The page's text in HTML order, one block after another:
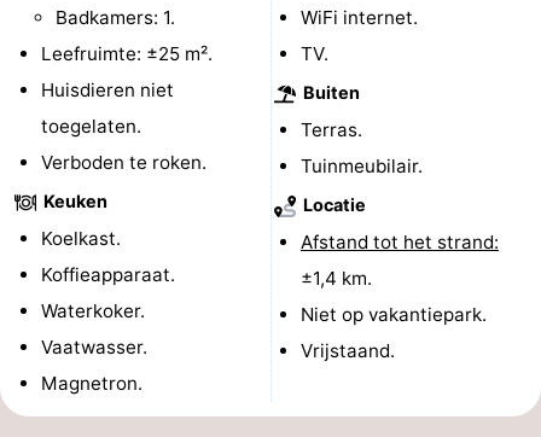
Paardrijden
Golfbanen
-
Surfen
Vuurtoren
Eten
drinken
Zeehonden
Praktisch
Badkamers: 1.
Leefruimte: ±25 m².
Huisdieren niet
toegelaten.
Verboden te roken.
Keuken
Koelkast.
Koffieapparaat.
Waterkoker.
Vaatwasser.
Magnetron.
WiFi internet.
TV.
Buiten
Terras.
Tuinmeubilair.
Locatie
Afstand tot het strand:
±1,4 km.
Niet op vakantiepark.
Vrijstaand.